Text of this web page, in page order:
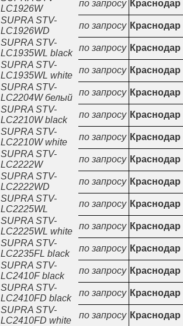
LC1926W
по запросу Краснодар
SUPRA STV-
LC1926WD
по запросу Краснодар
SUPRA STV-
LC1935WL black
по запросу Краснодар
SUPRA STV-
LC1935WL white
по запросу Краснодар
SUPRA STV-
LC2204W белый
по запросу Краснодар
SUPRA STV-
LC2210W black
по запросу Краснодар
SUPRA STV-
LC2210W white
по запросу Краснодар
SUPRA STV-
LC2222W
по запросу Краснодар
SUPRA STV-
LC2222WD
по запросу Краснодар
SUPRA STV-
LC2225WL
по запросу Краснодар
SUPRA STV-
LC2225WL white
по запросу Краснодар
SUPRA STV-
LC2235FL black
по запросу Краснодар
SUPRA STV-
LC2410F black
по запросу Краснодар
SUPRA STV-
LC2410FD black
по запросу Краснодар
SUPRA STV-
LC2410FD white
по запросу Краснодар